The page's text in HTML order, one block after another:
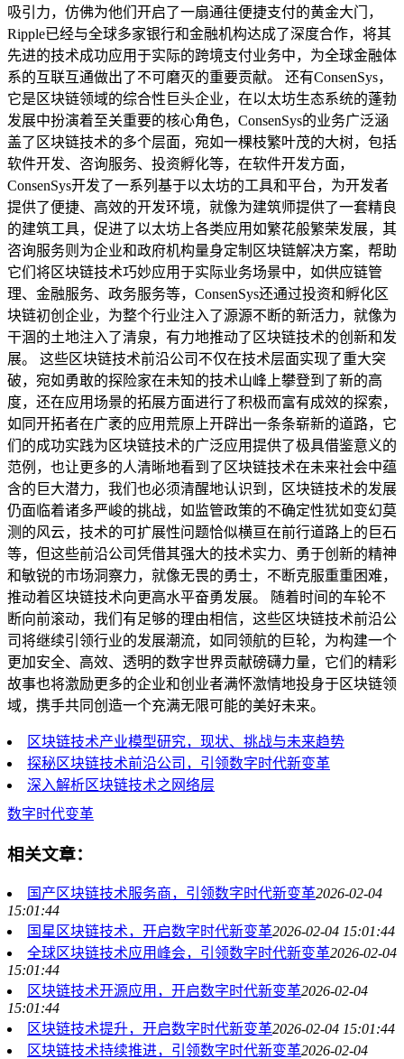
吸引力，仿佛为他们开启了一扇通往便捷支付的黄金大门，
Ripple已经与全球多家银行和金融机构达成了深度合作，将其
先进的技术成功应用于实际的跨境支付业务中，为全球金融体
系的互联互通做出了不可磨灭的重要贡献。 还有ConsenSys，
它是区块链领域的综合性巨头企业，在以太坊生态系统的蓬勃
发展中扮演着至关重要的核心角色，ConsenSys的业务广泛涵
盖了区块链技术的多个层面，宛如一棵枝繁叶茂的大树，包括
软件开发、咨询服务、投资孵化等，在软件开发方面，
ConsenSys开发了一系列基于以太坊的工具和平台，为开发者
提供了便捷、高效的开发环境，就像为建筑师提供了一套精良
的建筑工具，促进了以太坊上各类应用如繁花般繁荣发展，其
咨询服务则为企业和政府机构量身定制区块链解决方案，帮助
它们将区块链技术巧妙应用于实际业务场景中，如供应链管
理、金融服务、政务服务等，ConsenSys还通过投资和孵化区
块链初创企业，为整个行业注入了源源不断的新活力，就像为
干涸的土地注入了清泉，有力地推动了区块链技术的创新和发
展。 这些区块链技术前沿公司不仅在技术层面实现了重大突
破，宛如勇敢的探险家在未知的技术山峰上攀登到了新的高
度，还在应用场景的拓展方面进行了积极而富有成效的探索，
如同开拓者在广袤的应用荒原上开辟出一条条崭新的道路，它
们的成功实践为区块链技术的广泛应用提供了极具借鉴意义的
范例，也让更多的人清晰地看到了区块链技术在未来社会中蕴
含的巨大潜力，我们也必须清醒地认识到，区块链技术的发展
仍面临着诸多严峻的挑战，如监管政策的不确定性犹如变幻莫
测的风云，技术的可扩展性问题恰似横亘在前行道路上的巨石
等，但这些前沿公司凭借其强大的技术实力、勇于创新的精神
和敏锐的市场洞察力，就像无畏的勇士，不断克服重重困难，
推动着区块链技术向更高水平奋勇发展。 随着时间的车轮不
断向前滚动，我们有足够的理由相信，这些区块链技术前沿公
司将继续引领行业的发展潮流，如同领航的巨轮，为构建一个
更加安全、高效、透明的数字世界贡献磅礴力量，它们的精彩
故事也将激励更多的企业和创业者满怀激情地投身于区块链领
域，携手共同创造一个充满无限可能的美好未来。
区块链技术产业模型研究，现状、挑战与未来趋势
探秘区块链技术前沿公司，引领数字时代新变革
深入解析区块链技术之网络层
数字时代变革
相关文章：
国产区块链技术服务商，引领数字时代新变革2026-02-04
15:01:44
国星区块链技术，开启数字时代新变革2026-02-04 15:01:44
全球区块链技术应用峰会，引领数字时代新变革2026-02-04
15:01:44
区块链技术开源应用，开启数字时代新变革2026-02-04
15:01:44
区块链技术提升，开启数字时代新变革2026-02-04 15:01:44
区块链技术持续推进，引领数字时代新变革2026-02-04